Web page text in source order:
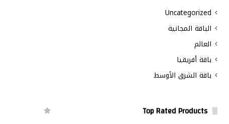
Uncategorized
الباقة المجانية
العالم
باقة أفريقيا
باقة الشرق الأوسط
Top Rated Products